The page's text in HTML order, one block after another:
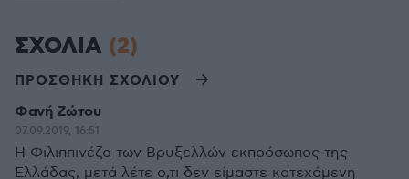
ΣΧΟΛΙΑ (2)
ΠΡΟΣΘΗΚΗ ΣΧΟΛΙΟΥ
Φανή Ζώτου
07.09.2019, 16:51
Η Φιλιππινέζα των Βρυξελλών εκπρόσωπος της
Ελλάδας, μετά λέτε ο,τι δεν είμαστε κατεχόμενη